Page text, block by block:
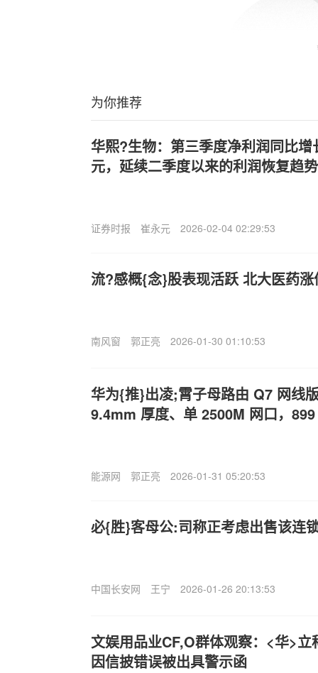
为你推荐
华熙?生物：第三季度净利润同比
元，延续二季度以来的利润恢复趋势
证券时报 崔永元 2026-02-04 02:29:53
流?感概{念}股表现活跃 北大医药涨
南风窗 郭正亮 2026-01-30 01:10:53
华为{推}出凌;霄子母路由 Q7 网线
9.4mm 厚度、单 2500M 网口，
能源网 郭正亮 2026-01-31 05:20:53
必{胜}客母公:司称正考虑出售该连
中国长安网 王宁 2026-01-26 20:13:53
文娱用品业CF,O群体观察：<华>
因信披错误被出具警示函